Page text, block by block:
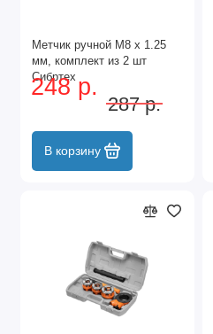
Метчик ручной М8 х 1.25
мм, комплект из 2 шт
Сибртех
248 р.
287 р.
В корзину